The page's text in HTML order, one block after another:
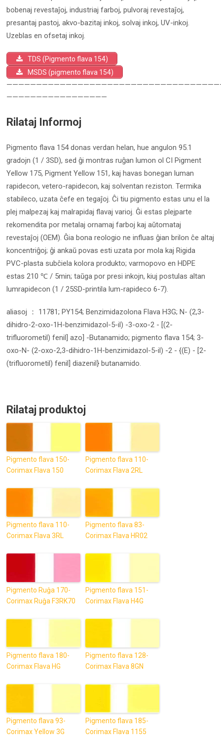
bobenaj revestaĵoj, industriaj farboj, pulvoraj revestaĵoj,
presantaj pastoj, akvo-bazitaj inkoj, solvaj inkoj, UV-inkoj.
Uzeblas en ofsetaj inkoj.
TDS (Pigmento flava 154)
MSDS (pigmento flava 154)
—————————————————
Rilataj Informoj
Pigmento flava 154 donas verdan helan, hue angulon 95.1
gradojn (1 / 3SD), sed ĝi montras ruĝan lumon ol CI Pigment
Yellow 175, Pigment Yellow 151, kaj havas bonegan luman
rapidecon, vetero-rapidecon, kaj solventan reziston. Termika
stabileco, uzata ĉefe en tegaĵoj. Ĉi tiu pigmento estas unu el la
plej malpezaj kaj malrapidaj flavaj varioj. Ĝi estas plejparte
rekomendita por metalaj ornamaj farboj kaj aŭtomataj
revestaĵoj (OEM). Ĝia bona reologio ne influas ĝian brilon ĉe altaj
koncentriĝoj; ĝi ankaŭ povas esti uzata por mola kaj Rigida
PVC-plasta subĉiela kolora produkto; varmopovo en HDPE
estas 210 ℃ / 5min; taŭga por presi inkojn, kiuj postulas altan
lumrapidecon (1 / 25SD-printila lum-rapideco 6-7).
aliasoj ： 11781; PY154; Benzimidazolona Flava H3G; N- (2,3-
dihidro-2-oxo-1H-benzimidazol-5-il) -3-oxo-2 - [(2-
trifluorometil) fenil] azo] -Butanamido; pigmento flava 154; 3-
oxo-N- (2-oxo-2,3-dihidro-1H-benzimidazol-5-il) -2 - {(E) - [2-
(trifluorometil) fenil] diazenil} butanamido.
Rilataj produktoj
Pigmento flava 150-
Corimax Flava 150
Pigmento flava 110-
Corimax Flava 2RL
Pigmento flava 110-
Corimax Flava 3RL
Pigmento flava 83-
Corimax Flava HR02
Pigmento Ruĝa 170-
Corimax Ruĝa F3RK70
Pigmento flava 151-
Corimax Flava H4G
Pigmento flava 180-
Corimax Flava HG
Pigmento flava 128-
Corimax Flava 8GN
Pigmento flava 93-
Corimax Yellow 3G
Pigmento flava 185-
Corimax Flava 1155